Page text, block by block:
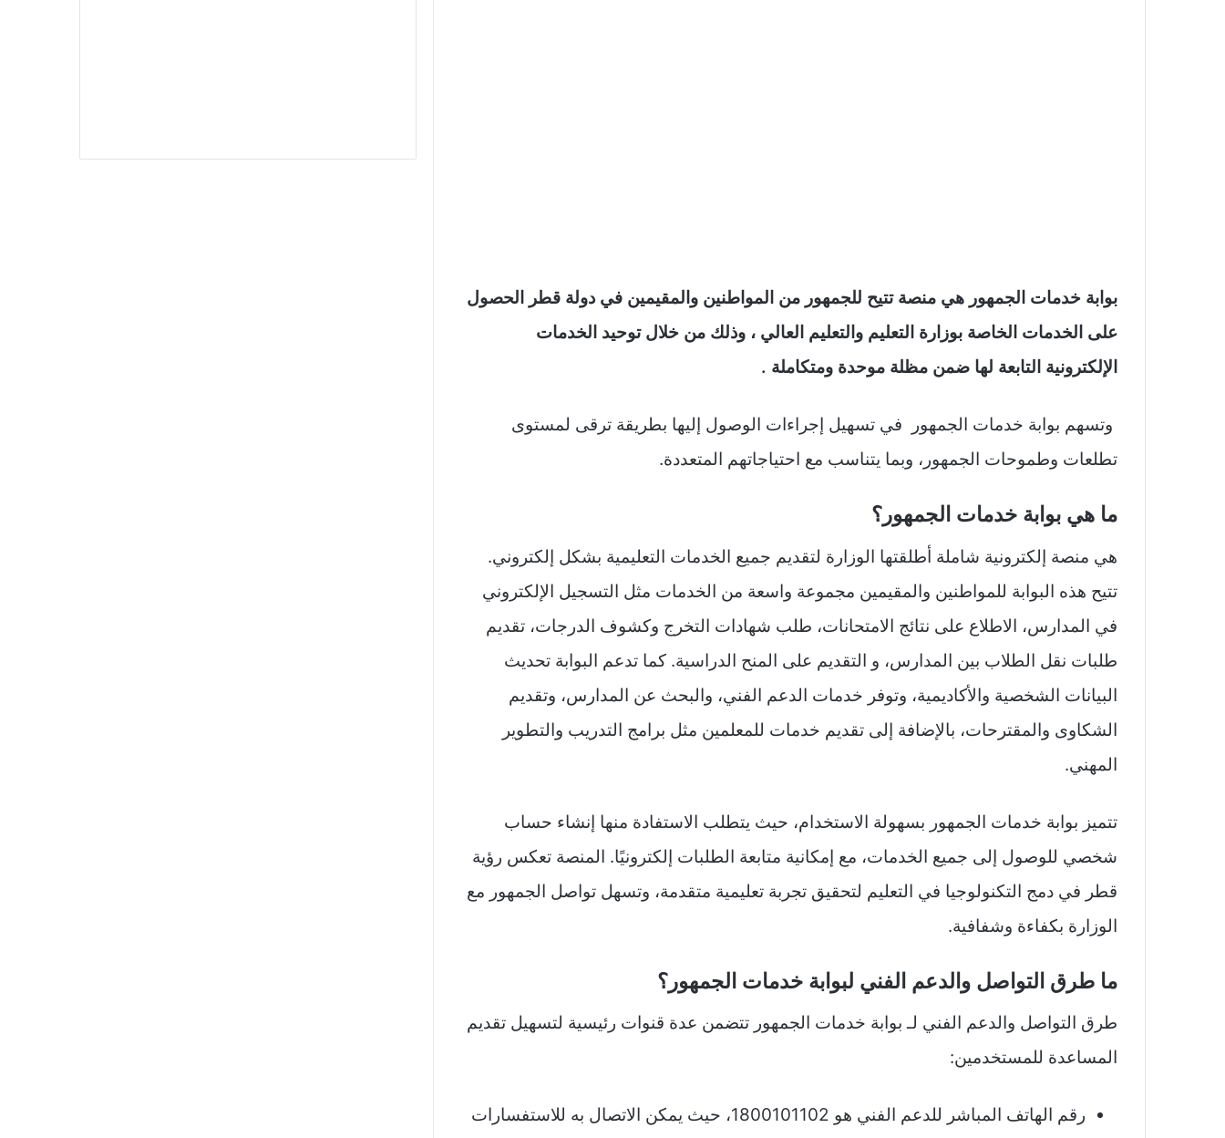
بوابة خدمات الجمهور هي منصة تتيح للجمهور من المواطنين والمقيمين في دولة قطر الحصول
على الخدمات الخاصة بوزارة التعليم والتعليم العالي ، وذلك من خلال توحيد الخدمات
الإلكترونية التابعة لها ضمن مظلة موحدة ومتكاملة .
وتسهم بوابة خدمات الجمهور في تسهيل إجراءات الوصول إليها بطريقة ترقى لمستوى
تطلعات وطموحات الجمهور، وبما يتناسب مع احتياجاتهم المتعددة.
ما هي بوابة خدمات الجمهور؟
هي منصة إلكترونية شاملة أطلقتها الوزارة لتقديم جميع الخدمات التعليمية بشكل إلكتروني.
تتيح هذه البوابة للمواطنين والمقيمين مجموعة واسعة من الخدمات مثل التسجيل الإلكتروني
في المدارس، الاطلاع على نتائج الامتحانات، طلب شهادات التخرج وكشوف الدرجات، تقديم
طلبات نقل الطلاب بين المدارس، و التقديم على المنح الدراسية. كما تدعم البوابة تحديث
البيانات الشخصية والأكاديمية، وتوفر خدمات الدعم الفني، والبحث عن المدارس، وتقديم
الشكاوى والمقترحات، بالإضافة إلى تقديم خدمات للمعلمين مثل برامج التدريب والتطوير
المهني.
تتميز بوابة خدمات الجمهور بسهولة الاستخدام، حيث يتطلب الاستفادة منها إنشاء حساب
شخصي للوصول إلى جميع الخدمات، مع إمكانية متابعة الطلبات إلكترونيًا. المنصة تعكس رؤية
قطر في دمج التكنولوجيا في التعليم لتحقيق تجربة تعليمية متقدمة، وتسهل تواصل الجمهور مع
الوزارة بكفاءة وشفافية.
ما طرق التواصل والدعم الفني لبوابة خدمات الجمهور؟
طرق التواصل والدعم الفني لـ بوابة خدمات الجمهور تتضمن عدة قنوات رئيسية لتسهيل تقديم
المساعدة للمستخدمين:
رقم الهاتف المباشر للدعم الفني هو 1800101102، حيث يمكن الاتصال به للاستفسارات